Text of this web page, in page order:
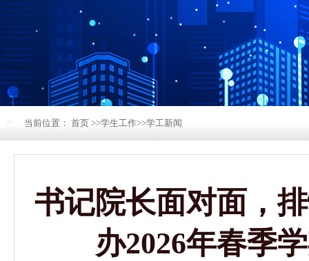
当前位置： 首页 >>学生工作>>学工新闻
书记院长面对面，
办2026年春季